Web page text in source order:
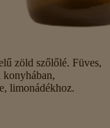
zöld szőlőlé. Füves,
konyhában,
limonádékhoz.